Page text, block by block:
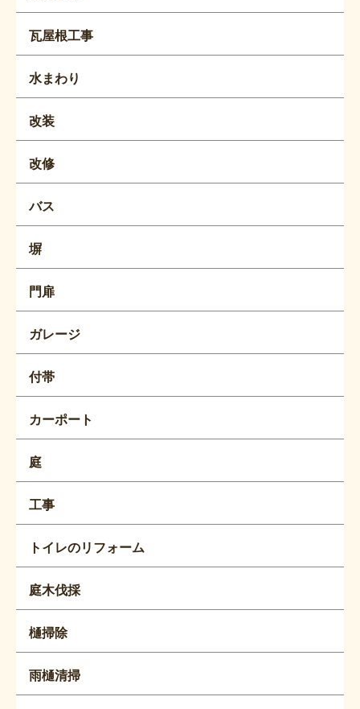
瓦屋根工事
水まわり
改装
改修
バス
塀
門扉
ガレージ
付帯
カーポート
庭
工事
トイレのリフォーム
庭木伐採
樋掃除
雨樋清掃